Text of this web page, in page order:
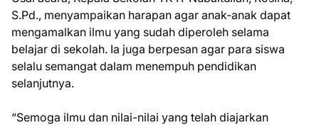
S.Pd., menyampaikan harapan agar anak-anak dapat
mengamalkan ilmu yang sudah diperoleh selama
belajar di sekolah. Ia juga berpesan agar para siswa
selalu semangat dalam menempuh pendidikan
selanjutnya.
“Semoga ilmu dan nilai-nilai yang telah diajarkan